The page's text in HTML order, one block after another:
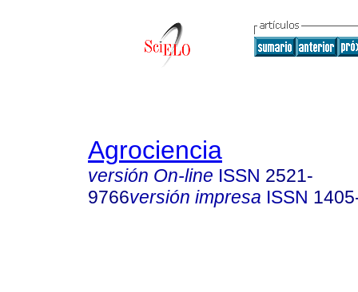
Agrociencia
versión On-line ISSN 2521-
9766versión impresa ISSN